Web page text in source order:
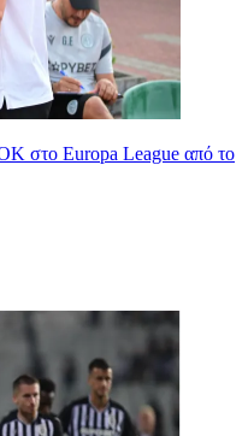
στο Europa League από το